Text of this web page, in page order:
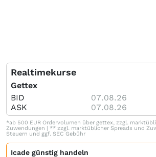
Realtimekurse
Gettex
BID 07.08.26
ASK
07.08.26
*ab 500 EUR Ordervolumen über gettex, zzgl.
Zuwendungen | ** zzgl. marktüblicher Spreads und
Steuern und ggf. SEC Gebühr
Icade günstig handeln